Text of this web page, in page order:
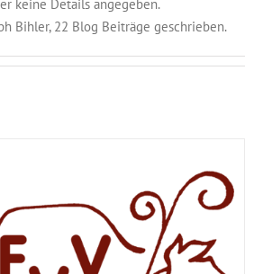
keine Details angegeben.
Bihler, 22 Blog Beiträge geschrieben.